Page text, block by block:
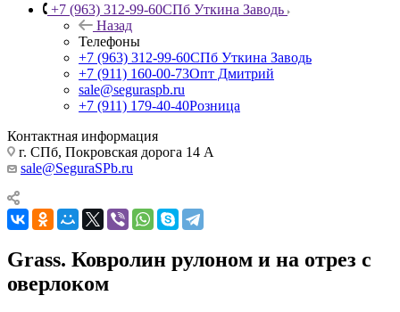
+7 (963) 312-99-60СПб Уткина Заводь
Назад
Телефоны
+7 (963) 312-99-60СПб Уткина Заводь
+7 (911) 160-00-73Опт Дмитрий
sale@seguraspb.ru
+7 (911) 179-40-40Розница
Контактная информация
г. СПб, Покровская дорога 14 А
sale@SeguraSPb.ru
Grass. Ковролин рулоном и на отрез с
оверлоком